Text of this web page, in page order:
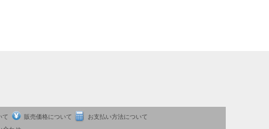
て 販売価格について
お支払い方法について